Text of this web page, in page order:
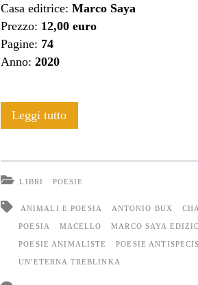
Casa editrice: Marco Saya
Prezzo: 12,00 euro
Pagine: 74
Anno: 2020
Leggi tuttoLibri:
LIBRI POESIE
ANIMALI E POESIA ANTONIO BUX
POESIA MACELLO MARCO SAYA
POESIE ANIMALISTE POESIE
UN'ETERNA TREBLINKA